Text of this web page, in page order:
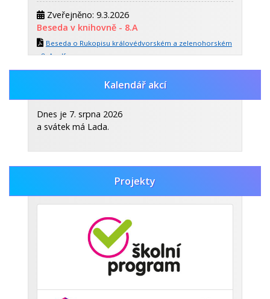
Zveřejněno: 9.3.2026
Beseda v knihovně - 8.A
Beseda o Rukopisu královédvorském a zelenohorském
- 8. A.pdf
(pdf, 354kb)
CELOROČNÍ DĚJEPISNÁ SOUTĚŽ.pdf
Kalendář akcí
Dnes je 7. srpna 2026
a svátek má Lada.
Projekty